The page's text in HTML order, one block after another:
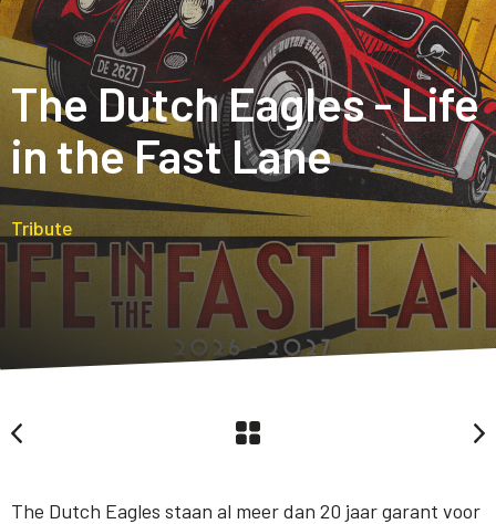
The Dutch Eagles - Life
in the Fast Lane
Tribute
The Dutch Eagles staan al meer dan 20 jaar garant voor